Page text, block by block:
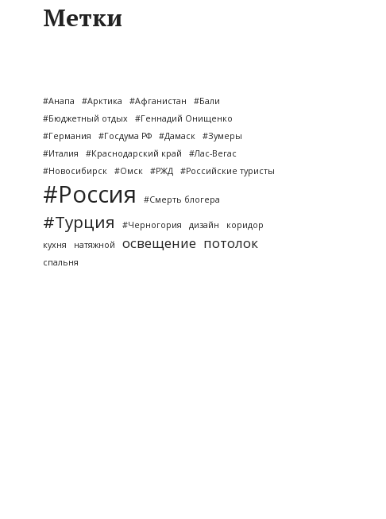
Метки
#Анапа #Арктика #Афганистан
#Бали
#Бюджетный отдых
#Геннадий Онищенко
#Германия
#Госдума РФ #Дамаск
#Зумеры
#Италия
#Краснодарский край
#Лас-Вегас
#Новосибирск
#Омск #РЖД #Российские туристы
#Россия #Смерть блогера
#Турция #Черногория дизайн
коридор
кухня
натяжной освещение потолок
спальня